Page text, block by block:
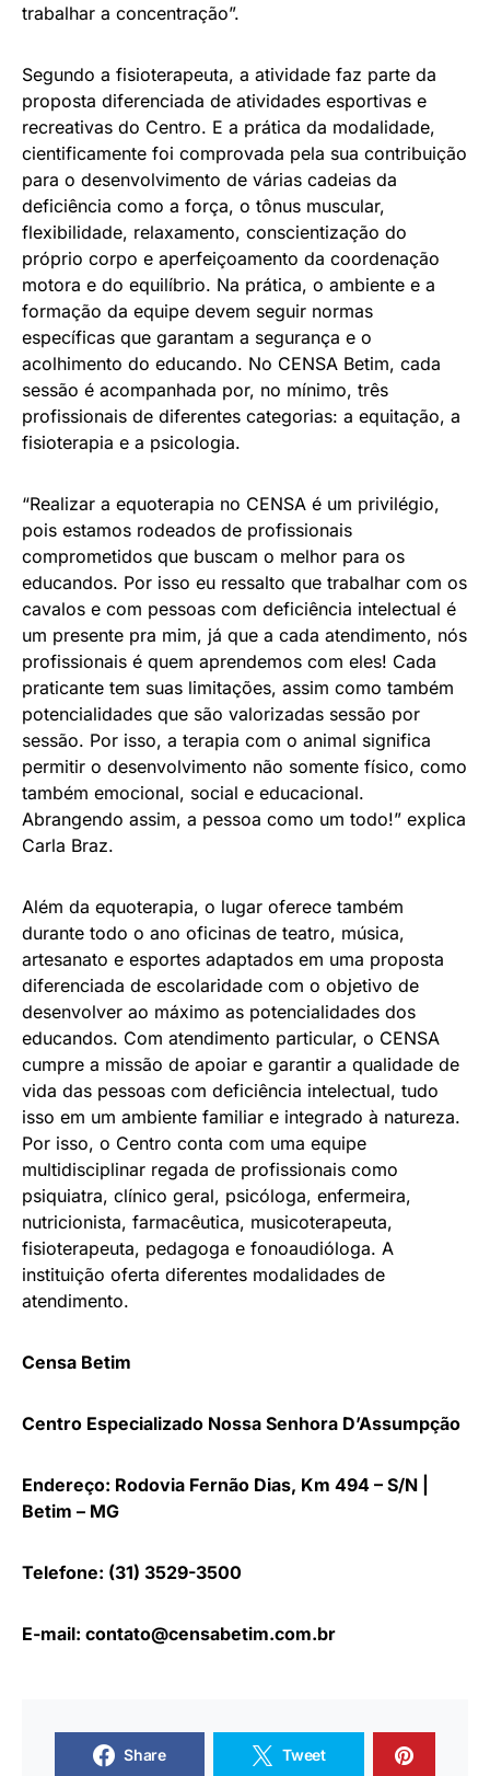
trabalhar a concentração”.
Segundo a fisioterapeuta, a atividade faz parte da
proposta diferenciada de atividades esportivas e
recreativas do Centro. E a prática da modalidade,
cientificamente foi comprovada pela sua contribuição
para o desenvolvimento de várias cadeias da
deficiência como a força, o tônus muscular,
flexibilidade, relaxamento, conscientização do
próprio corpo e aperfeiçoamento da coordenação
motora e do equilíbrio. Na prática, o ambiente e a
formação da equipe devem seguir normas
específicas que garantam a segurança e o
acolhimento do educando. No CENSA Betim, cada
sessão é acompanhada por, no mínimo, três
profissionais de diferentes categorias: a equitação, a
fisioterapia e a psicologia.
“Realizar a equoterapia no CENSA é um privilégio,
pois estamos rodeados de profissionais
comprometidos que buscam o melhor para os
educandos. Por isso eu ressalto que trabalhar com os
cavalos e com pessoas com deficiência intelectual é
um presente pra mim, já que a cada atendimento, nós
profissionais é quem aprendemos com eles! Cada
praticante tem suas limitações, assim como também
potencialidades que são valorizadas sessão por
sessão. Por isso, a terapia com o animal significa
permitir o desenvolvimento não somente físico, como
também emocional, social e educacional.
Abrangendo assim, a pessoa como um todo!” explica
Carla Braz.
Além da equoterapia, o lugar oferece também
durante todo o ano oficinas de teatro, música,
artesanato e esportes adaptados em uma proposta
diferenciada de escolaridade com o objetivo de
desenvolver ao máximo as potencialidades dos
educandos. Com atendimento particular, o CENSA
cumpre a missão de apoiar e garantir a qualidade de
vida das pessoas com deficiência intelectual, tudo
isso em um ambiente familiar e integrado à natureza.
Por isso, o Centro conta com uma equipe
multidisciplinar regada de profissionais como
psiquiatra, clínico geral, psicóloga, enfermeira,
nutricionista, farmacêutica, musicoterapeuta,
fisioterapeuta, pedagoga e fonoaudióloga. A
instituição oferta diferentes modalidades de
atendimento.
Censa Betim
Centro Especializado Nossa Senhora D’Assumpção
Endereço: Rodovia Fernão Dias, Km 494 – S/N |
Betim – MG
Telefone: (31) 3529-3500
E-mail: contato@censabetim.com.br
Share Tweet